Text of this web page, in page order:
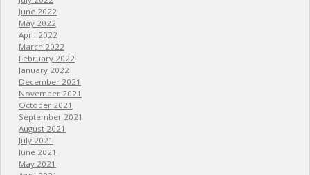
June 2022
May 2022
April 2022
March 2022
February 2022
January 2022
December 2021
November 2021
October 2021
September 2021
August 2021
July 2021
June 2021
May 2021